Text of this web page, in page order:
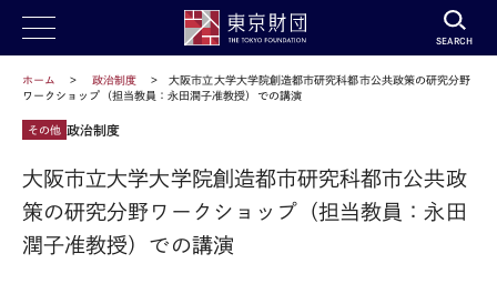
SEARCH
ホーム 政治制度
大阪市立大学大学院創造都市研究科都市公共政策の研究分野
ワークショップ（担当教員：永田潤子准教授）での講演
その他 政治制度
大阪市立大学大学院創造都市研究科都市公共政
策の研究分野ワークショップ（担当教員：永田
潤子准教授）での講演